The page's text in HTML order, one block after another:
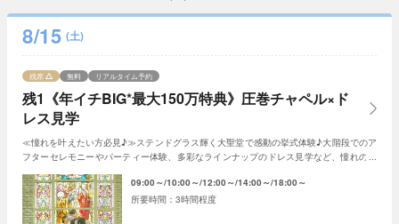
8/15 (土)
残1《年イチBIG*最大150万特典》圧巻チャペル×ド
レス見学
残席 無料 リアルタイム予約
≪憧れを叶えたい方必見♪≫ステンドグラス輝く大聖堂で感動の挙式体験♪大階段でのア
フターセレモニーやパーティー体験、多彩なラインナップのドレス見学など、憧れの花
09:00～ 10:00～ 12:00～ 14:00～ 18:00～
3時間程度